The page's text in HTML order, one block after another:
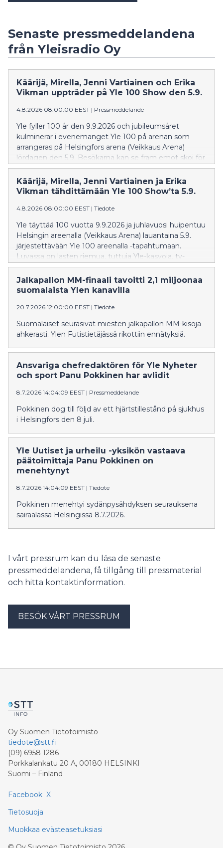
Senaste pressmeddelandena
från Yleisradio Oy
Käärijä, Mirella, Jenni Vartiainen och Erika
Vikman uppträder på Yle 100 Show den 5.9.
4.8.2026 08:00:00 EEST | Pressmeddelande
Yle fyller 100 år den 9.9.2026 och jubileumsåret
kulminerar i evenemanget Yle 100 på arenan som
arrangeras på Helsingfors arena (Veikkaus Arena)
lördagen den 5.9. Besökarna kan se fram emot skoj för
barnen, bekanta Yle-ansikten, tv-program och
toppnamn inom finländsk musik. Vi får också höra
Radions symfoniorkester tolka finska metal-klassiker.
Käärijä, Mirella, Jenni Vartiainen ja Erika
Vikman tähdittämään Yle 100 Show’ta 5.9.
4.8.2026 08:00:00 EEST | Tiedote
Yle täyttää 100 vuotta 9.9.2026 ja juhlavuosi huipentuu
Helsingin areenalla (Veikkaus Arena) lauantaina 5.9.
järjestettävään Yle 100 areenalla -tapahtumaan.
Luvassa on lasten riemua, tuttuja Yle-kasvoja, tv-
ohjelmia ja kotimaisen musiikin kärkinimiä sekä
suomalaista metallimusiikkia RSO:n tahtiin.
Jalkapallon MM-finaali tavoitti 2,1 miljoonaa
suomalaista Ylen kanavilla
20.7.2026 12:00:00 EEST | Tiedote
Suomalaiset seurasivat miesten jalkapallon MM-kisoja
ahkerasti. Ylen Futistietäjässä rikottiin ennätyksiä.
Ansvariga chefredaktören för Yle Nyheter
och sport Panu Pokkinen har avlidit
8.7.2026 14:04:09 EEST | Pressmeddelande
Pokkinen dog till följd av ett hjärtstillestånd på sjukhus
i Helsingfors den 8 juli.
Yle Uutiset ja urheilu -yksikön vastaava
päätoimittaja Panu Pokkinen on
menehtynyt
8.7.2026 14:04:09 EEST | Tiedote
Pokkinen menehtyi sydänpysähdyksen seurauksena
sairaalassa Helsingissä 8.7.2026.
I vårt pressrum kan du läsa de senaste
pressmeddelandena, få tillgång till pressmaterial
och hitta kontaktinformation.
BESÖK VÅRT PRESSRUM
Oy Suomen Tietotoimisto
tiedote@stt.fi
(09) 6958 1286
Porkkalankatu 20 A, 00180 HELSINKI
Suomi – Finland
Facebook X
Tietosuoja
Muokkaa evästeasetuksiasi